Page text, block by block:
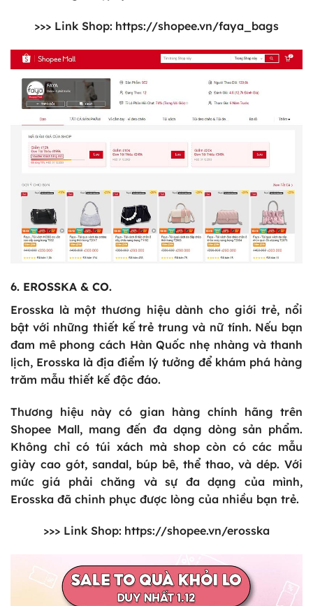
>>> Link Shop: https://shopee.vn/faya_bags
6. EROSSKA & CO.
Erosska là một thương hiệu dành cho giới trẻ, nổi
bật với những thiết kế trẻ trung và nữ tính. Nếu bạn
đam mê phong cách Hàn Quốc nhẹ nhàng và thanh
lịch, Erosska là địa điểm lý tưởng để khám phá hàng
trăm mẫu thiết kế độc đáo.
Thương hiệu này có gian hàng chính hãng trên
Shopee Mall, mang đến đa dạng dòng sản phẩm.
Không chỉ có túi xách mà shop còn có các mẫu
giày cao gót, sandal, búp bê, thể thao, và dép. Với
mức giá phải chăng và sự đa dạng của mình,
Erosska đã chinh phục được lòng của nhiều bạn trẻ.
>>> Link Shop: https://shopee.vn/erosska